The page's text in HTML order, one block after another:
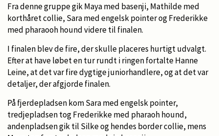
Fra denne gruppe gik Maya med basenji, Mathilde med
korthåret collie, Sara med engelsk pointer og Frederikke
med pharaooh hound videre til finalen.
I finalen blev de fire, der skulle placeres hurtigt udvalgt.
Efter at have løbet en tur rundt i ringen fortalte Hanne
Leine, at det var fire dygtige juniorhandlere, og at det var
detaljer, der afgjorde finalen.
På fjerdepladsen kom Sara med engelsk pointer,
tredjepladsen tog Frederikke med pharaoh hound,
andenpladsen gik til Silke og hendes border collie, mens